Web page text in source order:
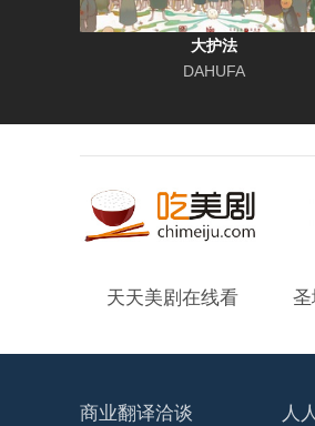
大护法
DAHUFA
天天美剧在线看
商业翻译洽谈 人